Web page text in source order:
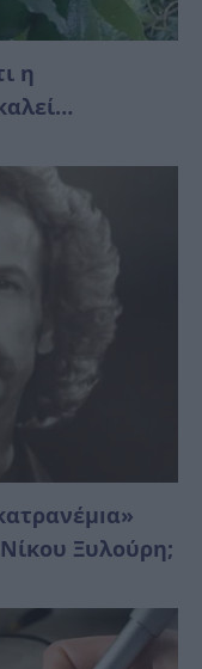
η
Ξυλούρη;